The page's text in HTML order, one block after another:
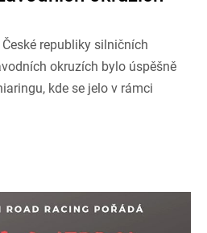
republiky silničních
okruzích bylo úspěšně
kde se jelo v rámci